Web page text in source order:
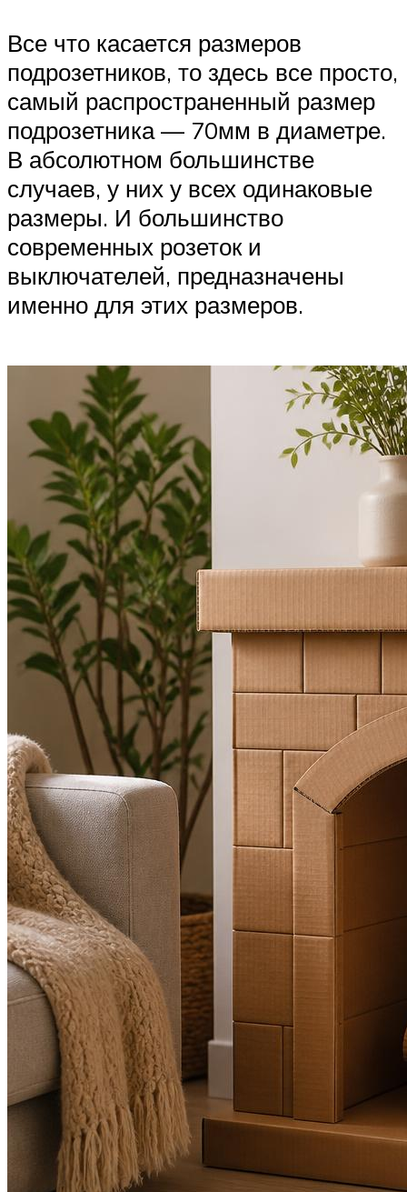
Все что касается размеров
подрозетников, то здесь все просто,
самый распространенный размер
подрозетника — 70мм в диаметре.
В абсолютном большинстве
случаев, у них у всех одинаковые
размеры. И большинство
современных розеток и
выключателей, предназначены
именно для этих размеров.